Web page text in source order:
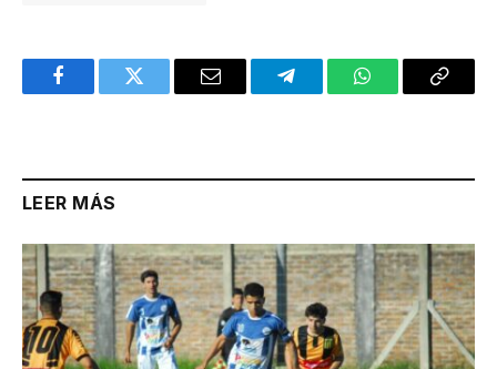
FacebookTwitter Email TelegramWhatsAppCopy
LEER MÁS